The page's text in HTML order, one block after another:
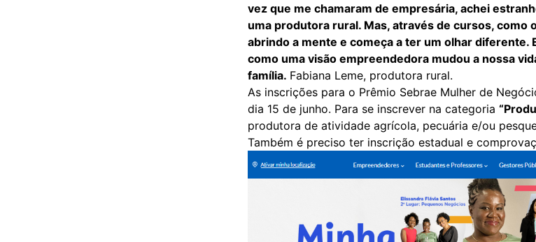
vez que me chamaram de empresária, achei
uma produtora rural. Mas, através de cursos, como
abrindo a mente e começa a ter um olhar diferente.
como uma visão empreendedora mudou a nossa
família. Fabiana Leme, produtora rural.
As inscrições para o Prêmio Sebrae Mulher de
dia 15 de junho. Para se inscrever na categoria
produtora de atividade agrícola, pecuária e/ou
Também é preciso ter inscrição estadual e